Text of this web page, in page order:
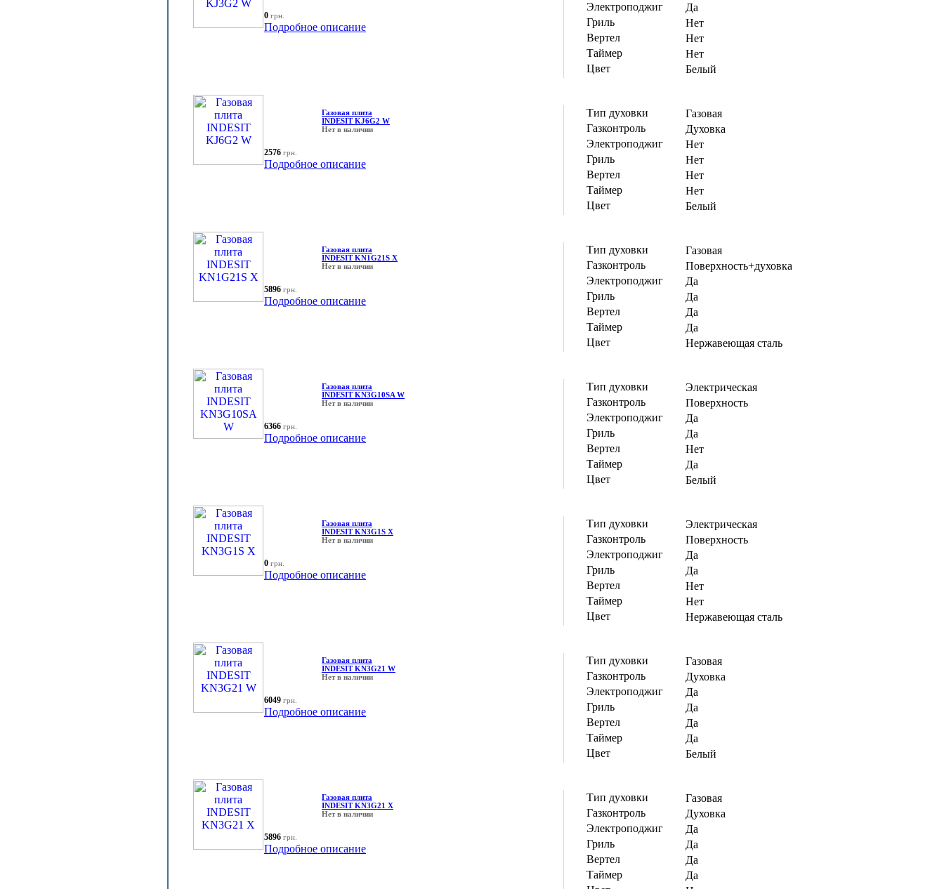
Электроподжиг
Да
Гриль
Нет
Вертел
Нет
Таймер
Нет
Цвет
Белый
0 грн.
Подробное описание
Газовая плита
INDESIT KJ6G2 W
Нет в наличии
Тип духовки
Газовая
Газконтроль
Духовка
Электроподжиг
Нет
Гриль
Нет
Вертел
Нет
Таймер
Нет
Цвет
Белый
2576 грн.
Подробное описание
Газовая плита
INDESIT KN1G21S X
Нет в наличии
Тип духовки
Газовая
Газконтроль
Поверхность+духовка
Электроподжиг
Да
Гриль
Да
Вертел
Да
Таймер
Да
Цвет
Нержавеющая сталь
5896 грн.
Подробное описание
Газовая плита
INDESIT KN3G10SA W
Нет в наличии
Тип духовки
Электрическая
Газконтроль
Поверхность
Электроподжиг
Да
Гриль
Да
Вертел
Нет
Таймер
Да
Цвет
Белый
6366 грн.
Подробное описание
Газовая плита
INDESIT KN3G1S X
Нет в наличии
Тип духовки
Электрическая
Газконтроль
Поверхность
Электроподжиг
Да
Гриль
Да
Вертел
Нет
Таймер
Нет
Цвет
Нержавеющая сталь
0 грн.
Подробное описание
Газовая плита
INDESIT KN3G21 W
Нет в наличии
Тип духовки
Газовая
Газконтроль
Духовка
Электроподжиг
Да
Гриль
Да
Вертел
Да
Таймер
Да
Цвет
Белый
6049 грн.
Подробное описание
Газовая плита
INDESIT KN3G21 X
Нет в наличии
Тип духовки
Газовая
Газконтроль
Духовка
Электроподжиг
Да
Гриль
Да
Вертел
Да
Таймер
Да
5896 грн.
Подробное описание